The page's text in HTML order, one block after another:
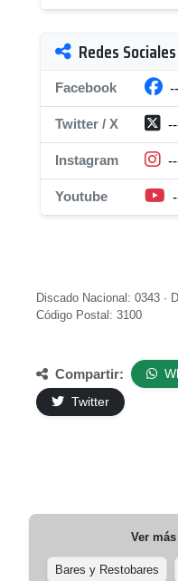
Redes Sociales
Facebook
Twitter / X
Instagram
Youtube
Discado Nacional: 0343 ·
Código Postal: 3100
Compartir:
Twitter
Ver
Bares y Restobares